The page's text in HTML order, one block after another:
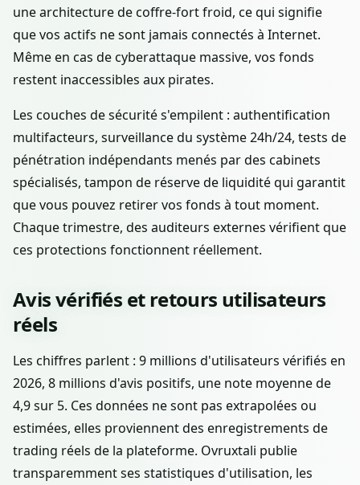
une architecture de coffre-fort froid, ce qui signifie
que vos actifs ne sont jamais connectés à Internet.
Même en cas de cyberattaque massive, vos fonds
restent inaccessibles aux pirates.
Les couches de sécurité s'empilent : authentification
multifacteurs, surveillance du système 24h/24, tests de
pénétration indépendants menés par des cabinets
spécialisés, tampon de réserve de liquidité qui garantit
que vous pouvez retirer vos fonds à tout moment.
Chaque trimestre, des auditeurs externes vérifient que
ces protections fonctionnent réellement.
Avis vérifiés et retours utilisateurs
réels
Les chiffres parlent : 9 millions d'utilisateurs vérifiés en
2026, 8 millions d'avis positifs, une note moyenne de
4,9 sur 5. Ces données ne sont pas extrapolées ou
estimées, elles proviennent des enregistrements de
trading réels de la plateforme. Ovruxtali publie
transparemment ses statistiques d'utilisation, les